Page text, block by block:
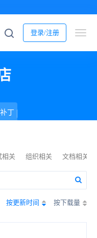
登录/注册
丁
相关 组织相关 文档相关
按更新时间 按下载量